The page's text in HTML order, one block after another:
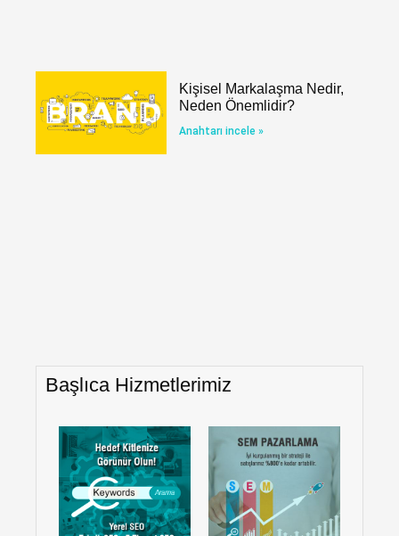
Kişisel Markalaşma Nedir,
Neden Önemlidir?
Anahtarı incele »
Başlıca Hizmetlerimiz